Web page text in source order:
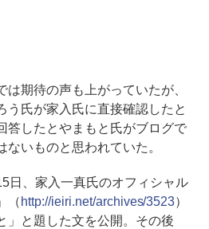
期待の声も上がっていたが、
う氏が家入氏に直接確認したと
答したとやまもと氏がブログで
いものと思われていた。
日、家入一真氏のオフィシャル
（ http://ieiri.net/archives/3523）
」と題した文を公開。その後